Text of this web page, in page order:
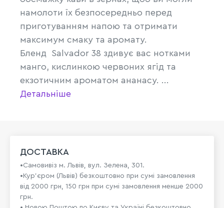
намолоти їх безпосередньо перед
приготуванням напою та отримати
максимум смаку та аромату.
Бленд Salvador 38 здивує вас нотками
манго, кислинкою червоних ягід та
екзотичним ароматом ананасу. ...
Детальніше
ДОСТАВКА
•Самовивіз м. Львів, вул. Зелена, 301.
•Кур'єром (Львів) безкоштовно при сумі замовлення
від 2000 грн, 150 грн при сумі замовлення менше 2000
грн.